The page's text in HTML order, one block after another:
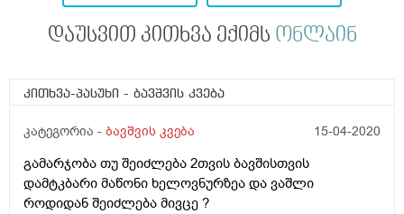
დაუსვით კითხვა ექიმს ონლაინ
კითხვა-პასუხი - ბავშვის კვება
კატეგორია - ბავშვის კვება 15-04-2020
გამარჯობა თუ შეიძლება 2თვის ბავშისთვის
დამტკბარი მაწონი ხელოვნურზეა და ვაშლი
როდიდან შეიძლება მივცე ?